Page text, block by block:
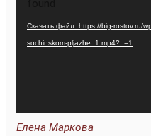
Скачать файл: https://big-rostov.ru/
sochinskom-pljazhe_1.mp4?_=1
Елена Маркова